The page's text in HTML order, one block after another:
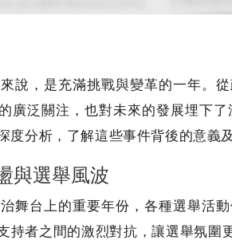
說，是充滿挑戰與變革的一年。
廣泛關注，也對未來的發展埋下
度分析，了解這些事件背後的意義
與選舉風波
舞台上的重要年份，各種選舉活
持者之間的激烈對抗，讓選舉氛圍